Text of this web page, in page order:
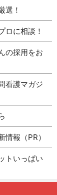
選！
ロに相談！
の採用をお
看護マガジ
情報（PR）
トいっぱい